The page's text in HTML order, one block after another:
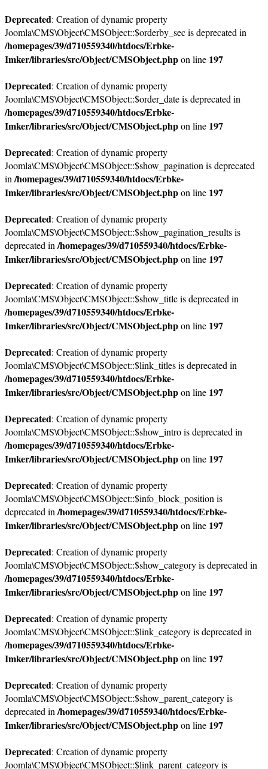
Deprecated: Creation of dynamic property
Joomla\CMS\Object\CMSObject::$orderby_sec is deprecated in
/homepages/39/d710559340/htdocs/Erbke-
Imker/libraries/src/Object/CMSObject.phpon line 197
Deprecated: Creation of dynamic property
Joomla\CMS\Object\CMSObject::$order_date is deprecated in
/homepages/39/d710559340/htdocs/Erbke-
Imker/libraries/src/Object/CMSObject.phpon line 197
Deprecated: Creation of dynamic property
Joomla\CMS\Object\CMSObject::$show_pagination is deprecated
in /homepages/39/d710559340/htdocs/Erbke-
Imker/libraries/src/Object/CMSObject.phpon line 197
Deprecated: Creation of dynamic property
Joomla\CMS\Object\CMSObject::$show_pagination_results is
deprecated in /homepages/39/d710559340/htdocs/Erbke-
Imker/libraries/src/Object/CMSObject.phpon line 197
Deprecated: Creation of dynamic property
Joomla\CMS\Object\CMSObject::$show_title is deprecated in
/homepages/39/d710559340/htdocs/Erbke-
Imker/libraries/src/Object/CMSObject.phpon line 197
Deprecated: Creation of dynamic property
Joomla\CMS\Object\CMSObject::$link_titles is deprecated in
/homepages/39/d710559340/htdocs/Erbke-
Imker/libraries/src/Object/CMSObject.phpon line 197
Deprecated: Creation of dynamic property
Joomla\CMS\Object\CMSObject::$show_intro is deprecated in
/homepages/39/d710559340/htdocs/Erbke-
Imker/libraries/src/Object/CMSObject.phpon line 197
Deprecated: Creation of dynamic property
Joomla\CMS\Object\CMSObject::$info_block_position is
deprecated in /homepages/39/d710559340/htdocs/Erbke-
Imker/libraries/src/Object/CMSObject.phpon line 197
Deprecated: Creation of dynamic property
Joomla\CMS\Object\CMSObject::$show_category is deprecated in
/homepages/39/d710559340/htdocs/Erbke-
Imker/libraries/src/Object/CMSObject.phpon line 197
Deprecated: Creation of dynamic property
Joomla\CMS\Object\CMSObject::$link_category is deprecated in
/homepages/39/d710559340/htdocs/Erbke-
Imker/libraries/src/Object/CMSObject.phpon line 197
Deprecated: Creation of dynamic property
Joomla\CMS\Object\CMSObject::$show_parent_category is
deprecated in /homepages/39/d710559340/htdocs/Erbke-
Imker/libraries/src/Object/CMSObject.phpon line 197
Deprecated: Creation of dynamic property
Joomla\CMS\Object\CMSObject::$link_parent_category is